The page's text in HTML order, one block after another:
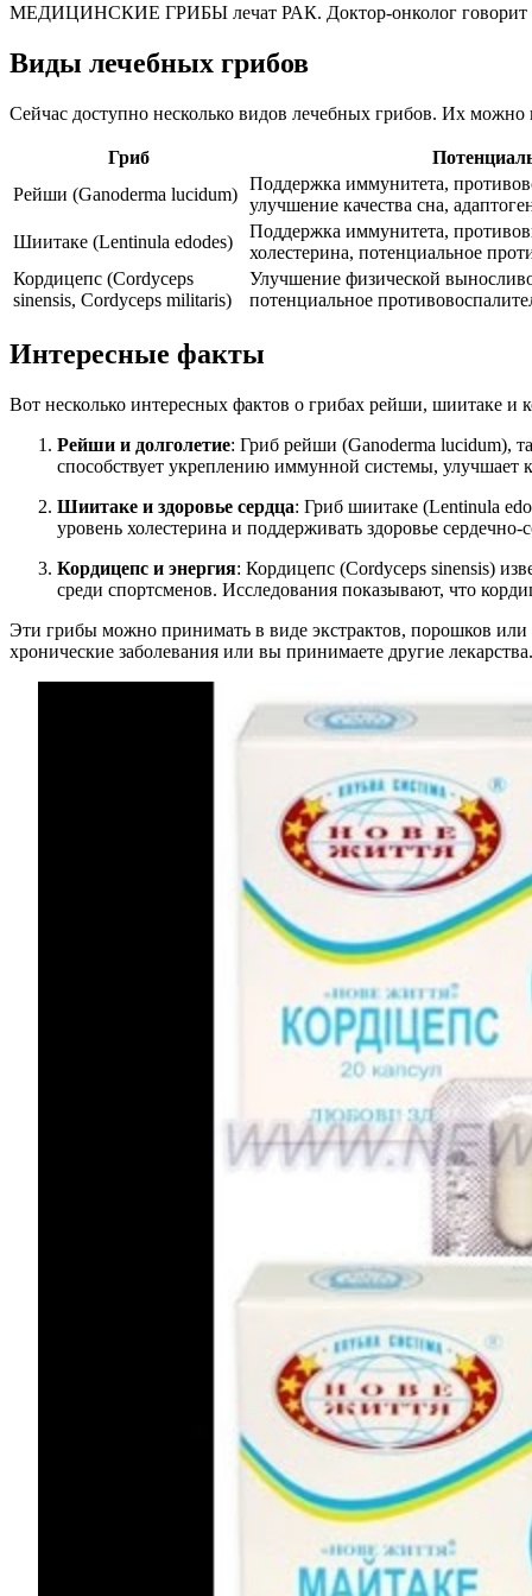
МЕДИЦИНСКИЕ ГРИБЫ лечат РАК. Доктор-онколог говорит
Виды лечебных грибов
Сейчас доступно несколько видов лечебных грибов. Их
Гриб
Рейши (Ganoderma lucidum)
Поддержка иммунитета,
улучшение качества сна,
Шиитаке (Lentinula edodes)
Поддержка иммунитета,
холестерина, потенциальное
Кордицепс (Cordyceps
sinensis, Cordyceps militaris)
Улучшение физической
потенциальное
Интересные факты
Вот несколько интересных фактов о грибах рейши, шиитаке и
Рейши и долголетие: Гриб рейши (Ganoderma lucidum),
способствует укреплению иммунной системы, улучшает
Шиитаке и здоровье сердца: Гриб шиитаке (Lentinula
уровень холестерина и поддерживать здоровье
Кордицепс и энергия: Кордицепс (Cordyceps sinensis)
среди спортсменов. Исследования показывают, что
Эти грибы можно принимать в виде экстрактов, порошков или
хронические заболевания или вы принимаете другие лекарства.